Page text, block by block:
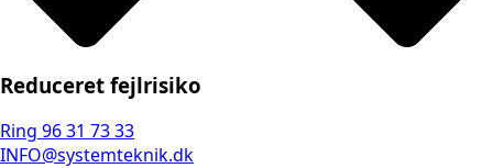
Reduceret fejlrisiko
Ring 96 31 73 33
INFO@systemteknik.dk